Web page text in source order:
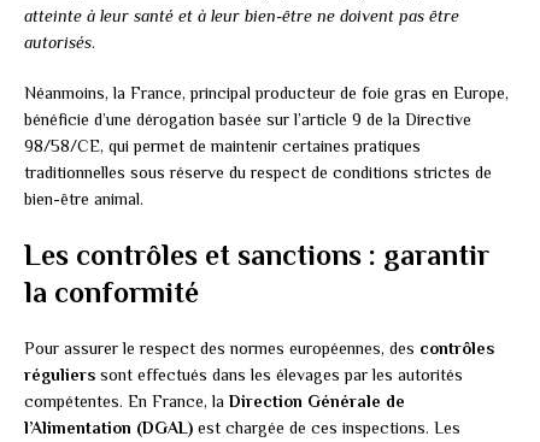
atteinte à leur santé et à leur bien-être ne doivent pas être
autorisés.
Néanmoins, la France, principal producteur de foie gras en Europe,
bénéficie d’une dérogation basée sur l’article 9 de la Directive
98/58/CE, qui permet de maintenir certaines pratiques
traditionnelles sous réserve du respect de conditions strictes de
bien-être animal.
Les contrôles et sanctions : garantir
la conformité
Pour assurer le respect des normes européennes, des contrôles
réguliers sont effectués dans les élevages par les autorités
compétentes. En France, la Direction Générale de
l’Alimentation (DGAL) est chargée de ces inspections. Les